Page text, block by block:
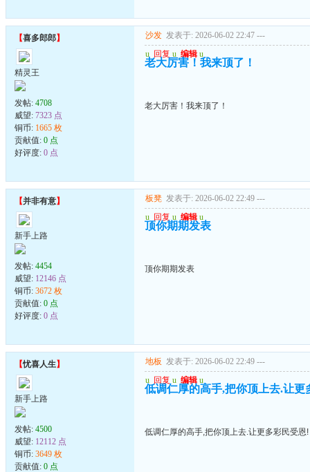
【喜多郎郎】
精灵王
发帖: 4708
威望: 7323 点
铜币: 1665 枚
贡献值: 0 点
好评度: 0 点
沙发 发表于: 2026-06-02 22:47 ---
u 回复 u 编辑 u
老大厉害！我来顶了！
老大厉害！我来顶了！
【并非有意】
新手上路
发帖: 4454
威望: 12146 点
铜币: 3672 枚
贡献值: 0 点
好评度: 0 点
板凳 发表于: 2026-06-02 22:49 ---
u 回复 u 编辑 u
顶你期期发表
顶你期期发表
【忧喜人生】
新手上路
发帖: 4500
威望: 12112 点
铜币: 3649 枚
贡献值: 0 点
地板 发表于: 2026-06-02 22:49 ---
u 回复 u 编辑 u
低调仁厚的高手,把你顶上去.让更
低调仁厚的高手,把你顶上去.让更多彩民受恩!